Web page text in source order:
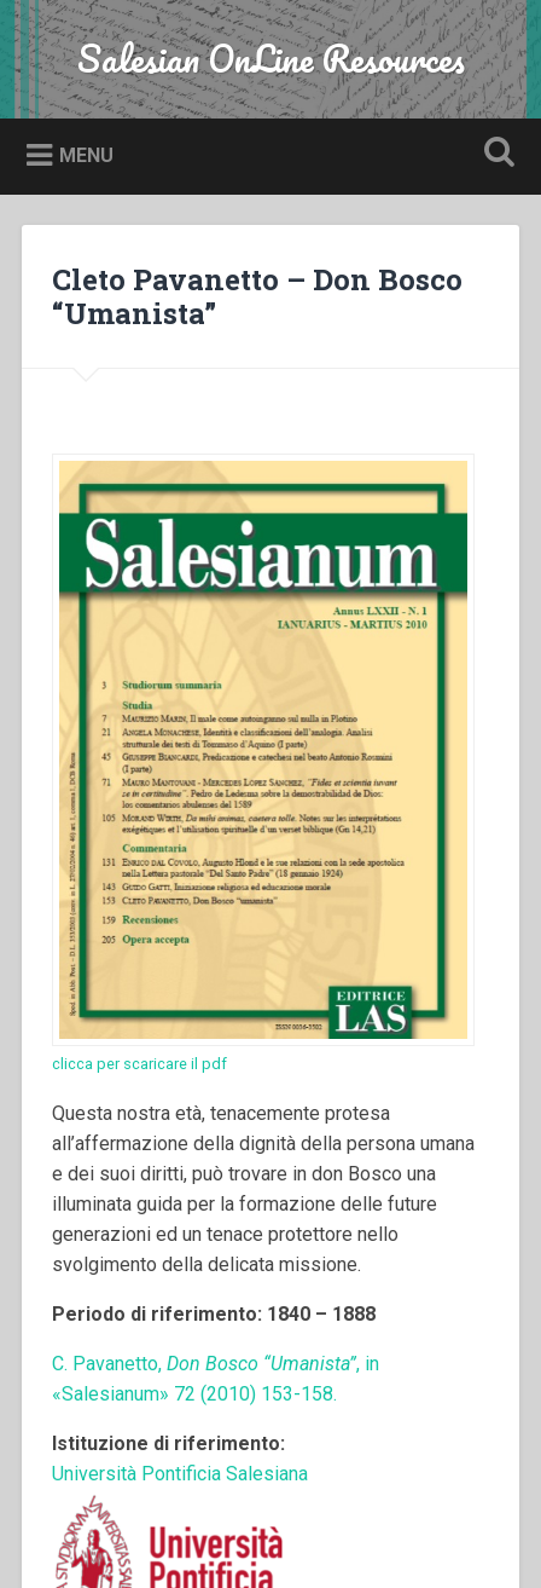
Skip
to
content
Search Salesian OnLine Resources
MENU
Cleto Pavanetto – Don Bosco
“Umanista”
clicca per scaricare il pdf
Questa nostra età, tenacemente protesa
all’affermazione della dignità della persona umana
e dei suoi diritti, può trovare in don Bosco una
illuminata guida per la formazione delle future
generazioni ed un tenace protettore nello
svolgimento della delicata missione.
Periodo di riferimento: 1840 – 1888
C. Pavanetto, Don Bosco “Umanista”, in
«Salesianum» 72 (2010) 153-158.
Istituzione di riferimento:
Università Pontificia Salesiana